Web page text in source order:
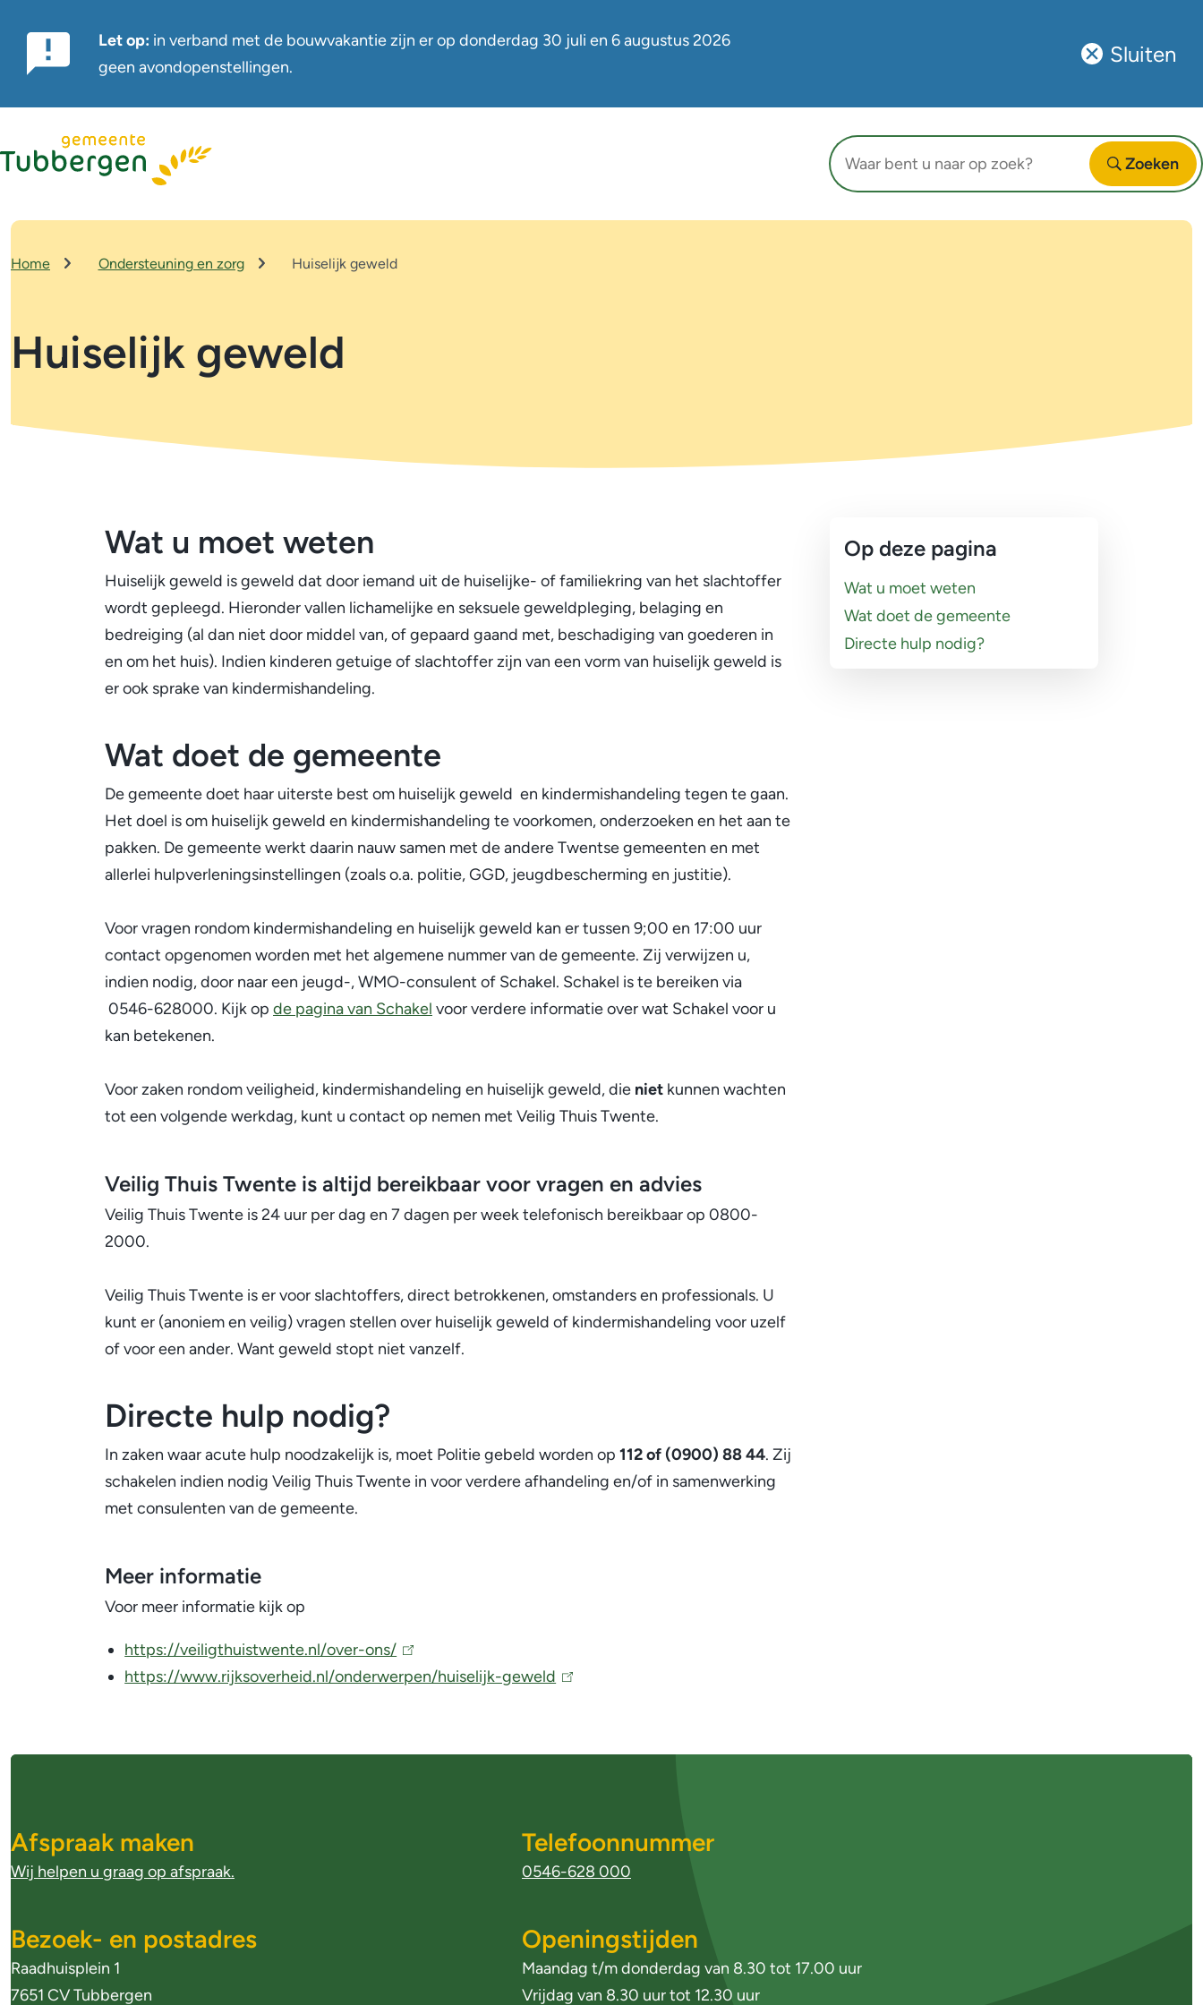
Belangrijke
notificatie
Let op: in verband met de bouwvakantie zijn er op donderdag 30 juli en 6 augustus2026
geen avondopenstellingen.
Sluiten
Sluit
notificatie
Waar
bent
Open
Zoeken
Kruimelpad
Home Ondersteuning en zorg Huiselijk geweld
Huiselijk geweld
geweld
Op deze pagina
Wat u moet weten
Wat doet de gemeente
Directe hulp nodig?
Wat u moet weten
Huiselijk geweld is geweld dat door iemand uit de huiselijke- of familiekring van het slachtoffer
wordt gepleegd. Hieronder vallen lichamelijke en seksuele geweldpleging, belaging en
bedreiging (al dan niet door middel van, of gepaard gaand met, beschadiging van goederen in
en om het huis). Indien kinderen getuige of slachtoffer zijn van een vorm van huiselijk geweld is
er ook sprake van kindermishandeling.
Wat doet de gemeente
De gemeente doet haar uiterste best om huiselijk geweld en kindermishandeling tegen te gaan.
Het doel is om huiselijk geweld en kindermishandeling te voorkomen, onderzoeken en het aan te
pakken. De gemeente werkt daarin nauw samen met de andere Twentse gemeenten en met
allerlei hulpverleningsinstellingen (zoals o.a. politie, GGD, jeugdbescherming en justitie).
Voor vragen rondom kindermishandeling en huiselijk geweld kan er tussen 9;00 en 17:00 uur
contact opgenomen worden met het algemene nummer van de gemeente. Zij verwijzen u,
indien nodig, door naar een jeugd-, WMO-consulent of Schakel. Schakel is te bereiken via
0546-628000. Kijk op de pagina van Schakel voor verdere informatie over wat Schakel voor u
kan betekenen.
Voor zaken rondom veiligheid, kindermishandeling en huiselijk geweld, die niet kunnen wachten
tot een volgende werkdag, kunt u contact op nemen met Veilig Thuis Twente.
Veilig Thuis Twente is altijd bereikbaar voor vragen en advies
Veilig Thuis Twente is 24 uur per dag en 7 dagen per week telefonisch bereikbaar op 0800-
2000.
Veilig Thuis Twente is er voor slachtoffers, direct betrokkenen, omstanders en professionals. U
kunt er (anoniem en veilig) vragen stellen over huiselijk geweld of kindermishandeling voor uzelf
of voor een ander. Want geweld stopt niet vanzelf.
Directe hulp nodig?
In zaken waar acute hulp noodzakelijk is, moet Politie gebeld worden op 112 of (0900) 88 44. Zij
schakelen indien nodig Veilig Thuis Twente in voor verdere afhandeling en/of in samenwerking
met consulenten van de gemeente.
Meer informatie
Voor meer informatie kijk op
https://veiligthuistwente.nl/over-ons/
l
k
https://www.rijksoverheid.nl/onderwerpen/huiselijk-geweld
n
s
e
e
r
n
g
m
e
Afspraak maken
Wij helpen u graag op afspraak.
Bezoek- en postadres
Raadhuisplein 1
7651 CV Tubbergen
Telefoonnummer
0546-628 000
Openingstijden
Maandag t/m donderdag van 8.30 tot 17.00 uur
Vrijdag van 8.30 uur tot 12.30 uur